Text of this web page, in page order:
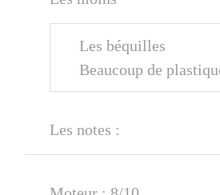
Les béquilles
Beaucoup de
Les notes :